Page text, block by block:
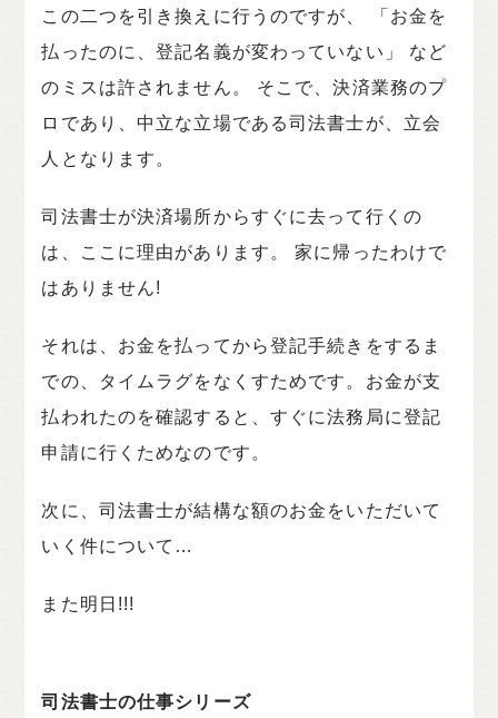
この二つを引き換えに行うのですが、 「お金を
払ったのに、登記名義が変わっていない」 など
のミスは許されません。 そこで、決済業務のプ
ロであり、中立な立場である司法書士が、立会
人となります。
司法書士が決済場所からすぐに去って行くの
は、ここに理由があります。 家に帰ったわけで
はありません!
それは、お金を払ってから登記手続きをするま
での、タイムラグをなくすためです。お金が支
払われたのを確認すると、すぐに法務局に登記
申請に行くためなのです。
次に、司法書士が結構な額のお金をいただいて
いく件について…
また明日!!!
司法書士の仕事シリーズ